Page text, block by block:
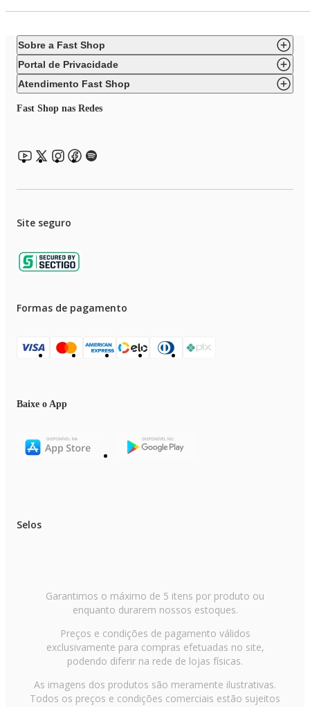
Sobre a Fast Shop
Portal de Privacidade
Atendimento Fast Shop
Fast Shop nas Redes
Site seguro
Formas de pagamento
Baixe o App
Selos
Garantimos o máximo de 5 itens por produto ou
enquanto durarem nossos estoques.
Preços e condições de pagamento válidos
exclusivamente para compras efetuadas no site,
podendo diferir na rede de lojas físicas.
As imagens dos produtos são meramente ilustrativas.
Todos os preços e condições comerciais estão sujeitos